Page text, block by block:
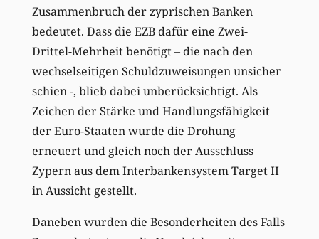
Zusammenbruch der zyprischen Banken
bedeutet. Dass die EZB dafür eine Zwei-
Drittel-Mehrheit benötigt – die nach den
wechselseitigen Schuldzuweisungen unsicher
schien -, blieb dabei unberücksichtigt. Als
Zeichen der Stärke und Handlungsfähigkeit
der Euro-Staaten wurde die Drohung
erneuert und gleich noch der Ausschluss
Zypern aus dem Interbankensystem Target II
in Aussicht gestellt.
Daneben wurden die Besonderheiten des Falls